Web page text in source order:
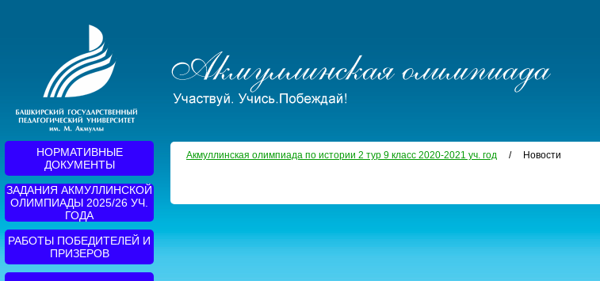
Акмуллинская олимпиада по истории 2 тур 9 класс 2020-2021 уч. год / Новости
НОРМАТИВНЫЕ
ДОКУМЕНТЫ
ЗАДАНИЯ АКМУЛЛИНСКОЙ
ОЛИМПИАДЫ 2025/26 УЧ.
ГОДА
РАБОТЫ ПОБЕДИТЕЛЕЙ И
ПРИЗЕРОВ